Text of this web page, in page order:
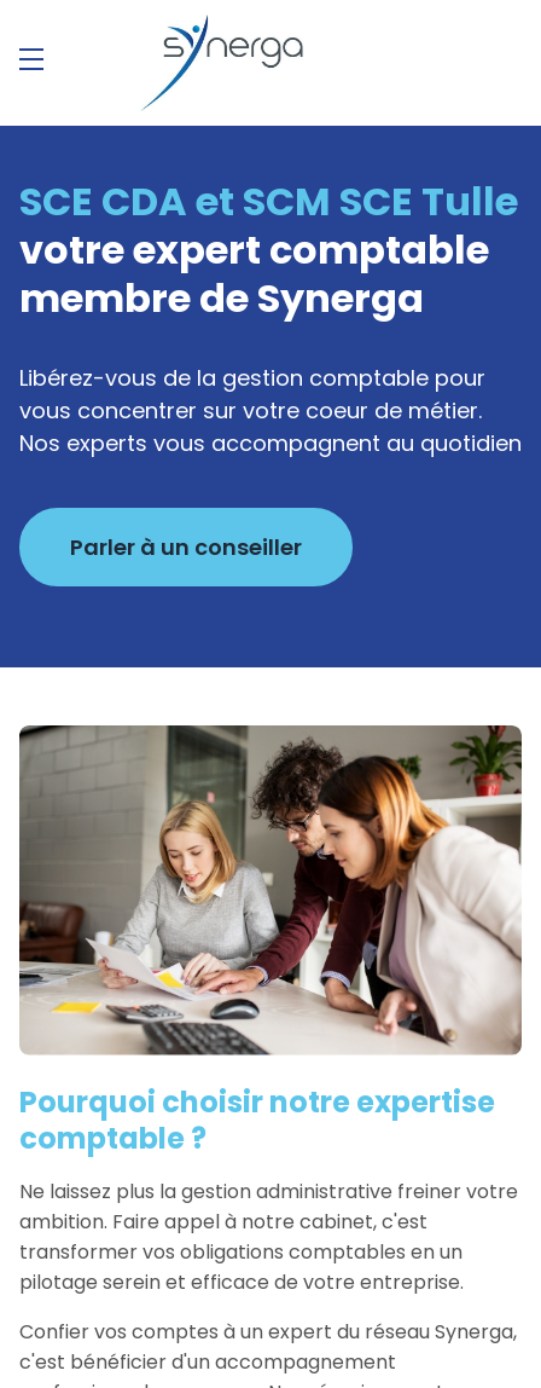
SCE CDA et SCM SCE Tulle
votre expert comptable
membre de Synerga
Libérez-vous de la gestion comptable pour
vous concentrer sur votre coeur de métier.
Nos experts vous accompagnent au quotidien
Parler à un conseiller
Pourquoi choisir notre expertise
comptable ?
Ne laissez plus la gestion administrative freiner votre
ambition. Faire appel à notre cabinet, c'est
transformer vos obligations comptables en un
pilotage serein et efficace de votre entreprise.
Confier vos comptes à un expert du réseau Synerga,
c'est bénéficier d'un accompagnement